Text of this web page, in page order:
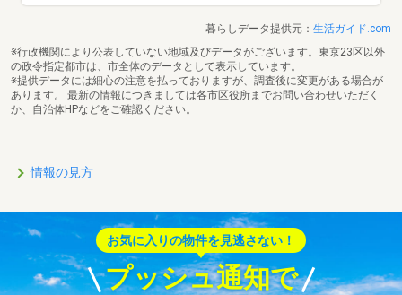
暮らしデータ提供元： 生活ガイド.com
※行政機関により公表していない地域及びデータがございます。東京23区以外
の政令指定都市は、市全体のデータとして表示しています。
※提供データには細心の注意を払っておりますが、調査後に変更がある場合が
あります。 最新の情報につきましては各市区役所までお問い合わせいただく
か、自治体HPなどをご確認ください。
情報の見方
お気に入りの物件を見逃さない！
プッシュ通知で